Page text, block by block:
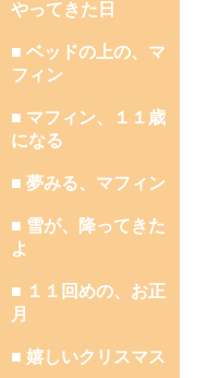
やってきた日
■ ベッドの上の、マ
フィン
■ マフィン、１１歳
になる
■ 夢みる、マフィン
■ 雪が、降ってきた
よ
■ １１回めの、お正
月
■ 嬉しいクリスマス